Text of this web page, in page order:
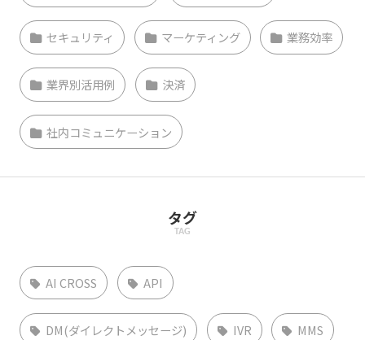
セキュリティ マーケティング 業務効率
業界別活用例 決済
社内コミュニケーション
タグ
TAG
AI CROSS API
DM(ダイレクトメッセージ) IVR MMS